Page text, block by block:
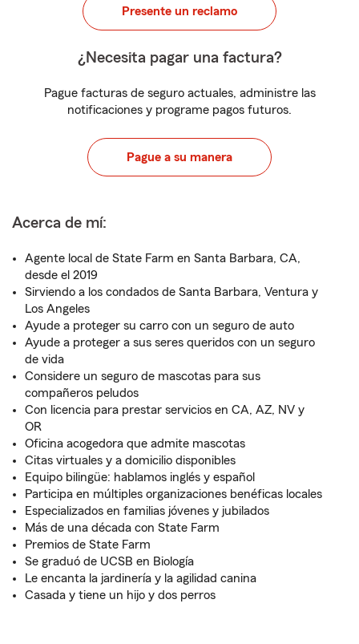
Presente un reclamo
¿Necesita pagar una factura?
Pague facturas de seguro actuales, administre las
notificaciones y programe pagos futuros.
Pague a su manera
Acerca de mí:
Agente local de State Farm en Santa Barbara, CA,
desde el 2019
Sirviendo a los condados de Santa Barbara, Ventura y
Los Angeles
Ayude a proteger su carro con un seguro de auto
Ayude a proteger a sus seres queridos con un seguro
de vida
Considere un seguro de mascotas para sus
compañeros peludos
Con licencia para prestar servicios en CA, AZ, NV y
OR
Oficina acogedora que admite mascotas
Citas virtuales y a domicilio disponibles
Equipo bilingüe: hablamos inglés y español
Participa en múltiples organizaciones benéficas locales
Especializados en familias jóvenes y jubilados
Más de una década con State Farm
Premios de State Farm
Se graduó de UCSB en Biología
Le encanta la jardinería y la agilidad canina
Casada y tiene un hijo y dos perros